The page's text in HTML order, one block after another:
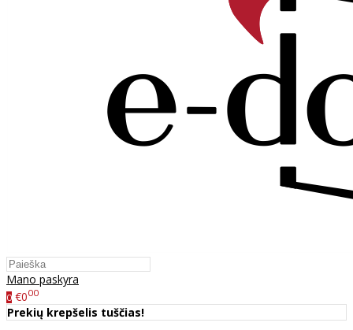
Mano paskyra
0 €000
Prekių krepšelis tuščias!